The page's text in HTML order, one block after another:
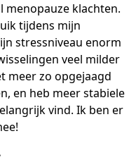
menopauze klachten.
tijdens mijn
stressniveau enorm
veel milder
meer zo opgejaagd
en heb meer stabiele
vind. Ik ben er